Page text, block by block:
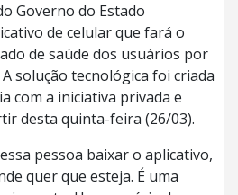
Governo do Estado
de celular que fará o
de saúde dos usuários por
solução tecnológica foi criada
com a iniciativa privada e
desta quinta-feira (26/03).
pessoa baixar o aplicativo,
quer que esteja. É uma